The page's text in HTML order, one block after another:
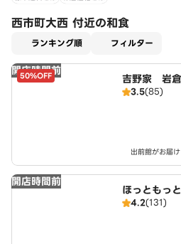
西市町大西 付近の和食
ランキング順 フィルター
開店時間前
50%OFF 吉野家 岩
3.5(85)
出前館がお届け
開店時間前
ほっともっ
4.2(131)